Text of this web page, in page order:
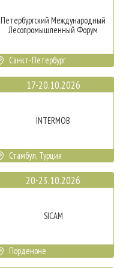
Петербургский Международный
Лесопромышленный Форум
Санкт-Петербург
17-20.10.2026
INTERMOB
Стамбул, Турция
20-23.10.2026
SICAM
Порденоне